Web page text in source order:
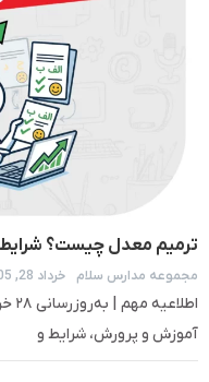
ترمیم معدل چیست؟
دیپلم
مجموعه مدارس سلام خرداد 28, 1405
آموزش و پرورش، شرایط و